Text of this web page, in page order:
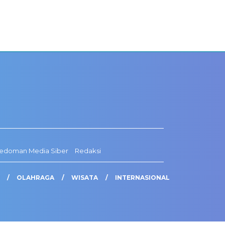
Media Siber Redaksi
OLAHRAGA WISATA INTERNASIONAL